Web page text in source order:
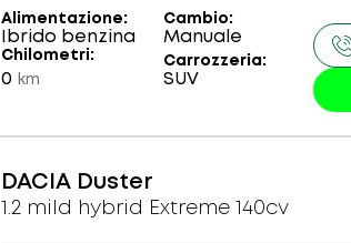
Alimentazione
Ibrido benzina
Cambio
Manuale
Chilometri
0 km
Carrozzeria
SUV
DACIA Duster
1.2 mild hybrid Extreme 140cv